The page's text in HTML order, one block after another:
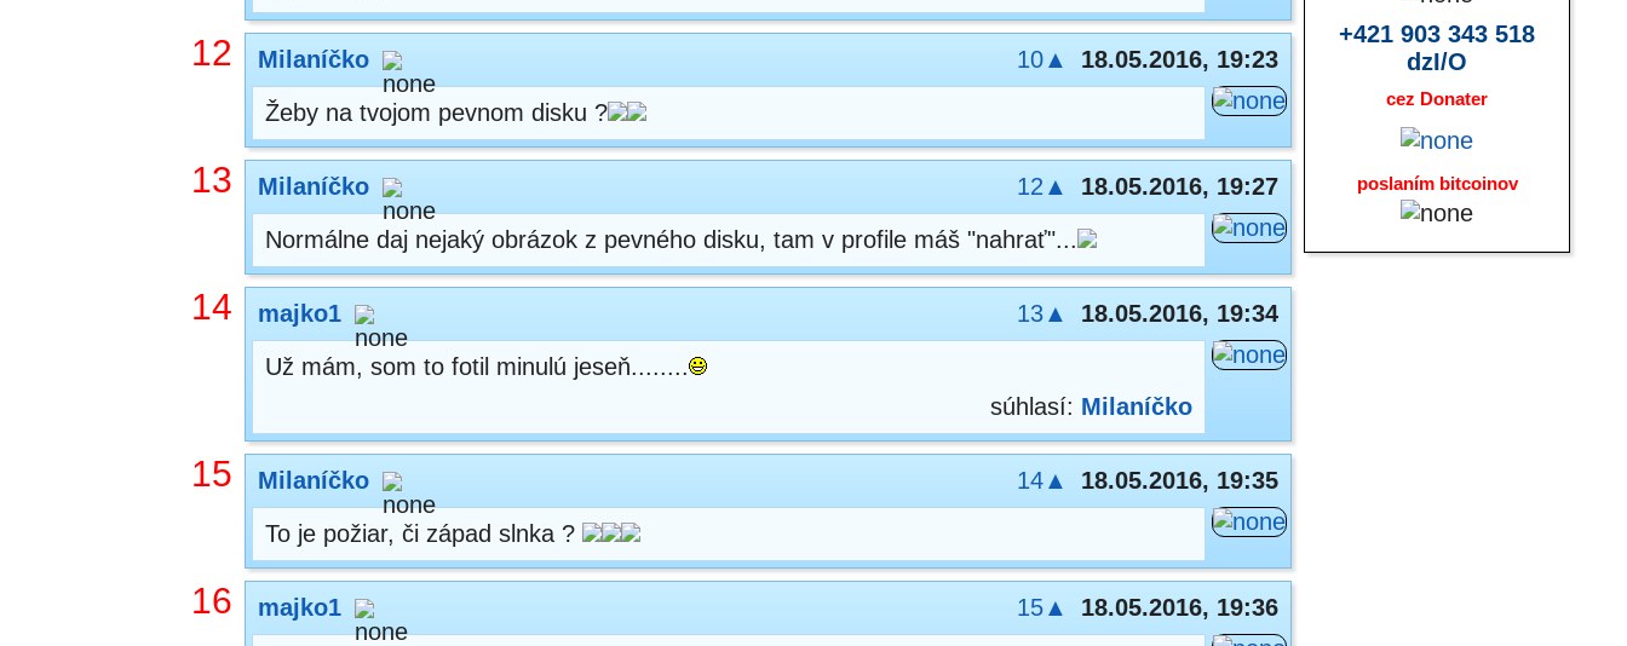
12 Milaníčko 10▲
18.05.2016, 19:23
Žeby na tvojom pevnom disku ?
13 Milaníčko 12▲
18.05.2016, 19:27
Normálne daj nejaký obrázok z pevného disku, tam v profile máš "nahrať"...
14 majko1 13▲
18.05.2016, 19:34
Už mám, som to fotil minulú jeseň........
súhlasí: Milaníčko
15 Milaníčko 14▲
18.05.2016, 19:35
To je požiar, či západ slnka ?
16 majko1 15▲
18.05.2016, 19:36
+421 903 343 518
dzI/O
cez Donater
poslaním bitcoinov